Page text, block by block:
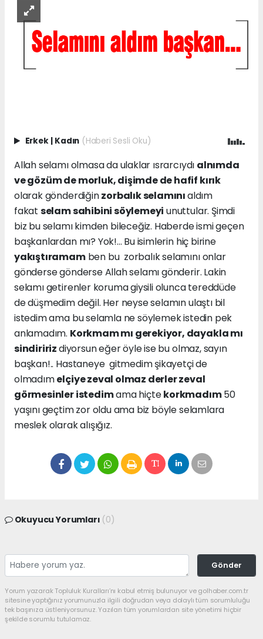
Erkek Kadın (Haberi Sesli Oku)
Allah selamı olmasa da ulaklar ısrarcıydı alnımda
ve gözüm de morluk, dişimde de hafif kırık
olarak gönderdiğinzorbalık selamınıaldım
fakat selam sahibini söylemeyi unuttular. Şimdi
biz bu selamı kimden bileceğiz. Haberde ismi geçen
başkanlardan mı? Yok!... Bu isimlerin hiç birine
yakıştıramamben bu zorbalık selamını onlar
gönderse gönderse Allah selamı gönderir. Lakin
selamı getirenler koruma giysili olunca tereddüde
de düşmedim değil. Her neyse selamın ulaştı bil
istedim ama bu selamla ne söylemek istedin pek
anlamadım. Korkmam mı gerekiyor, dayakla mı
sindiririzdiyorsun eğer öyle ise bu olmaz, sayın
başkan!.. Hastaneye gitmedim şikayetçi de
olmadımelçiye zeval olmaz derler zeval
görmesinler istedimama hiçtekorkmadım50
yaşını geçtim zor oldu ama biz böyle selamlara
meslek olarak alışığız.
Okuyucu Yorumları (0)
Gönder
Yorum yazarak Topluluk Kuralları’nı kabul etmiş bulunuyor ve golhaber.com.tr
sitesine yaptığınız yorumunuzla ilgili doğrudan veya dolaylı tüm sorumluluğu
tek başınıza üstleniyorsunuz. Yazılan tüm yorumlardan site yönetimi hiçbir
şekilde sorumlu tutulamaz.